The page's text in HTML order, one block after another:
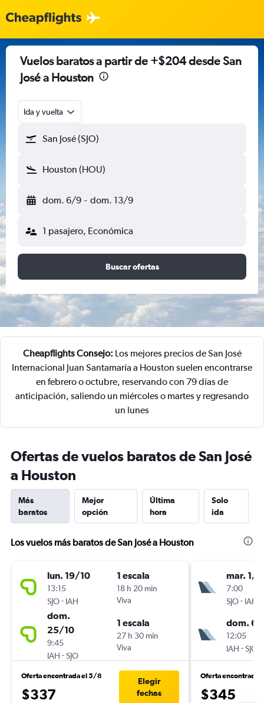
Vuelos baratos a partir de +$204 desde San
José a Houston
Ida y vuelta
San José (SJO)
Houston (HOU)
dom. 6/9 - dom. 13/9
1 pasajero, Económica
Buscar ofertas
Cheapflights Consejo: Los mejores precios de San José
Internacional Juan Santamaría a Houston suelen encontrarse
en febrero o octubre, reservando con 79 días de
anticipación, saliendo un miércoles o martes y regresando
un lunes
Ofertas de vuelos baratos de San José
a Houston
Más
baratos
Mejor
opción
Última
hora
Solo
ida
Los vuelos más baratos de San José a Houston
lun. 19/10
13:15
SJO- IAH
1 escala
18 h 20 min
Viva
dom.
25/10
9:45
IAH -SJO
1 escala
27 h 30 min
Viva
Oferta encontrada el 5/8
$337
Elegir
fechas
mar. 1/9
7:00
SJO- IAH
dom. 6/
12:05
IAH -SJO
Oferta encontrada
$345